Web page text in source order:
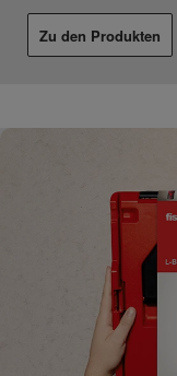
Zu den Produkten